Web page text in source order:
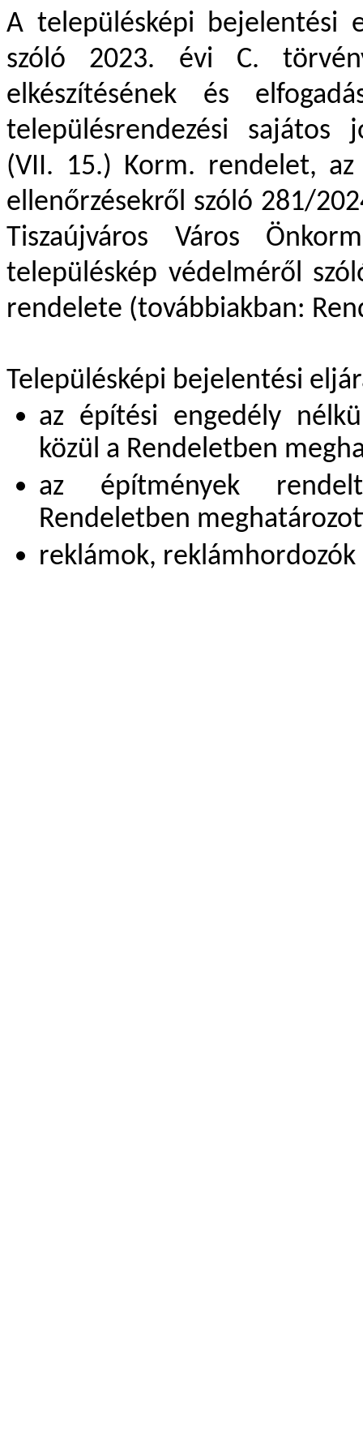
A településképi bejelentési
szóló 2023. évi C.
elkészítésének és
településrendezési sajátos
(VII. 15.) Korm. rendelet,
ellenőrzésekről szóló 281/
Tiszaújváros Város
településkép védelméről
rendelete (továbbiakban:
Településképi bejelentési
az építési engedély
közül a Rendeletben
az építmények
Rendeletben
reklámok, reklámhordozók